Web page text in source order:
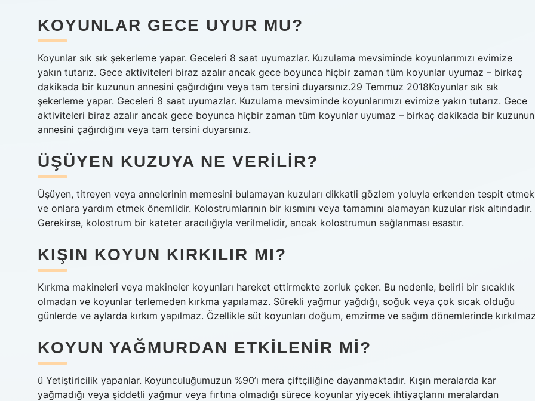
KOYUNLAR GECE UYUR MU?
Koyunlar sık ​​sık şekerleme yapar. Geceleri 8 saat uyumazlar. Kuzulama mevsiminde koyunlarımızı evimize
yakın tutarız. Gece aktiviteleri biraz azalır ancak gece boyunca hiçbir zaman tüm koyunlar uyumaz – birkaç
dakikada bir kuzunun annesini çağırdığını veya tam tersini duyarsınız.29 Temmuz 2018Koyunlar sık ​​sık
şekerleme yapar. Geceleri 8 saat uyumazlar. Kuzulama mevsiminde koyunlarımızı evimize yakın tutarız. Gece
aktiviteleri biraz azalır ancak gece boyunca hiçbir zaman tüm koyunlar uyumaz – birkaç dakikada bir kuzunun
annesini çağırdığını veya tam tersini duyarsınız.
ÜŞÜYEN KUZUYA NE VERILIR?
Üşüyen, titreyen veya annelerinin memesini bulamayan kuzuları dikkatli gözlem yoluyla erkenden tespit etmek
ve onlara yardım etmek önemlidir. Kolostrumlarının bir kısmını veya tamamını alamayan kuzular risk altındadır.
Gerekirse, kolostrum bir kateter aracılığıyla verilmelidir, ancak kolostrumun sağlanması esastır.
KIŞIN KOYUN KIRKILIR MI?
Kırkma makineleri veya makineler koyunları hareket ettirmekte zorluk çeker. Bu nedenle, belirli bir sıcaklık
olmadan ve koyunlar terlemeden kırkma yapılamaz. Sürekli yağmur yağdığı, soğuk veya çok sıcak olduğu
günlerde ve aylarda kırkım yapılmaz. Özellikle süt koyunları doğum, emzirme ve sağım dönemlerinde
KOYUN YAĞMURDAN ETKILENIR MI?
ü Yetiştiricilik yapanlar. Koyunculuğumuzun %90’ı mera çiftçiliğine dayanmaktadır. Kışın meralarda kar
yağmadığı veya şiddetli yağmur veya fırtına olmadığı sürece koyunlar yiyecek ihtiyaçlarını meralardan